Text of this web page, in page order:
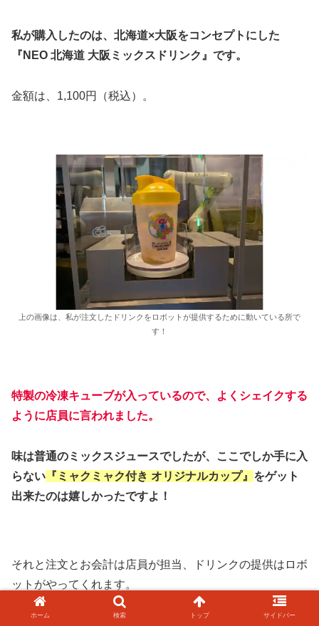
私が購入したのは、北海道×大阪をコンセプトにした
『NEO 北海道 大阪ミックスドリンク』です。
金額は、1,100円（税込）。
上の画像は、私が注文したドリンクをロボットが提供するために動いている所で
す！
特製の冷凍キューブが入っているので、よくシェイクする
ように店員に言われました。
味は普通のミックスジュースでしたが、ここでしか手に入
らない 『ミャクミャク付き オリジナルカップ』 をゲット
出来たのは嬉しかったですよ！
それと注文とお会計は店員が担当、ドリンクの提供はロボ
ットがやってくれます。
ホーム 検索 トップ サイドバー